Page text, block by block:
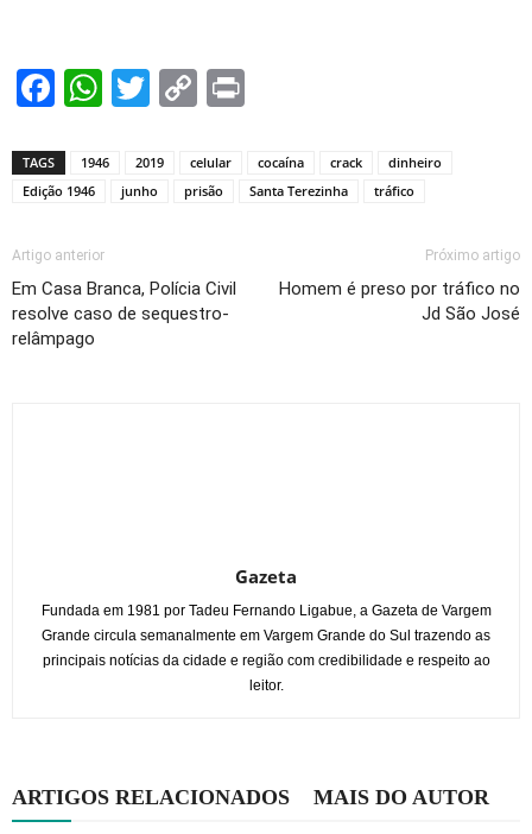
Facebook
WhatsApp
TwitterCopy
TAGS 1946 2019 celular cocaína crack
dinheiro
Edição 1946
junho prisão Santa Terezinha tráfico
Artigo anterior
Em Casa Branca, Polícia Civil
resolve caso de sequestro-
relâmpago
Próximo artigo
Homem é preso por tráfico no
Jd São José
Gazeta
Fundada em 1981 por Tadeu Fernando Ligabue, a Gazeta de Vargem
Grande circula semanalmente em Vargem Grande do Sul trazendo as
principais notícias da cidade e região com credibilidade e respeito ao
leitor.
ARTIGOS RELACIONADOS MAIS DO AUTOR